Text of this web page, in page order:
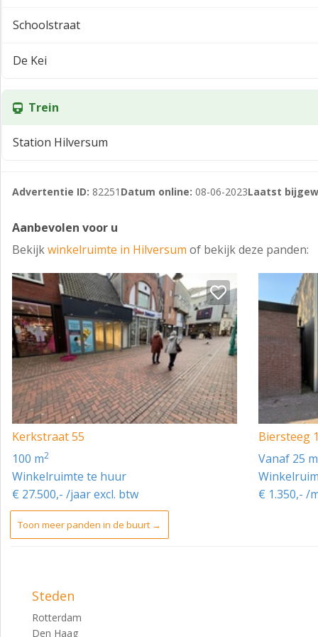
- Huurperiode: 10 jaar plus 2 x 5 verlengingsjaren.
- Indexering: jaarlijks conform CPI reeks “Alle
- Zekerheidsstelling: bankgarantie ten bedrage van 3
geldende BTW.
Schoolstraat
De Kei
Trein
Station Hilversum
Advertentie ID: 82251 Datum online: 08-06-2023Laatst
Aanbevolen voor u
Bekijkwinkelruimte in Hilversum of bekijk deze panden:
Kerkstraat 55
100 m2
Winkelruimte te huur
€ 27.500,- /jaar excl. btw
Biersteeg
vanaf 25 m
€ 1.350,- /
Toon meer panden in de buurt →
Steden
Rotterdam
Den Haag